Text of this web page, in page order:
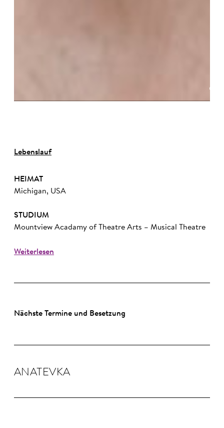
©
Lebenslauf
HEIMAT
Michigan, USA
STUDIUM
Mountview Acadamy of Theatre Arts – Musical Theatre
Weiterlesen
Nächste Termine und Besetzung
ANA­TEVKA